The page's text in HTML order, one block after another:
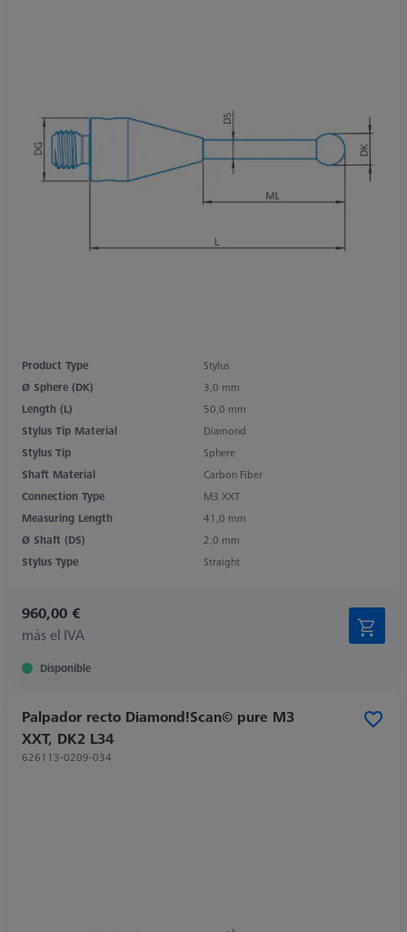
Product Type
Stylus
Ø Sphere (DK)
3,0 mm
Length (L)
50,0 mm
Stylus Tip Material
Diamond
Stylus Tip
Sphere
Shaft Material
Carbon Fiber
Connection Type
M3 XXT
Measuring Length
41,0 mm
Ø Shaft (DS)
2,0 mm
Stylus Type
Straight
960,00 €
más el IVA
Disponible
Palpador recto Diamond!Scan© pure M3
XXT, DK2 L34
626113-0209-034